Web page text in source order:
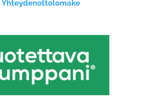
Yhteydenottolomake